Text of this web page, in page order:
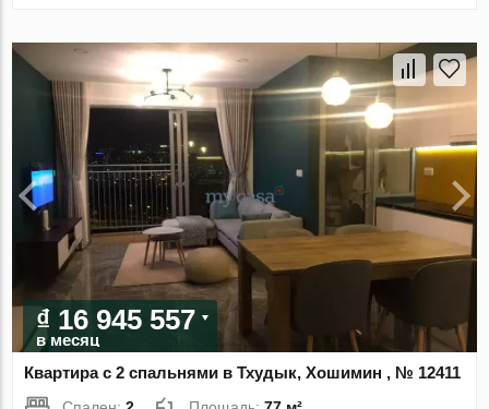
₫ 16 945 557
в месяц
Квартира с 2 спальнями в Тхудык, Хошимин , № 12411